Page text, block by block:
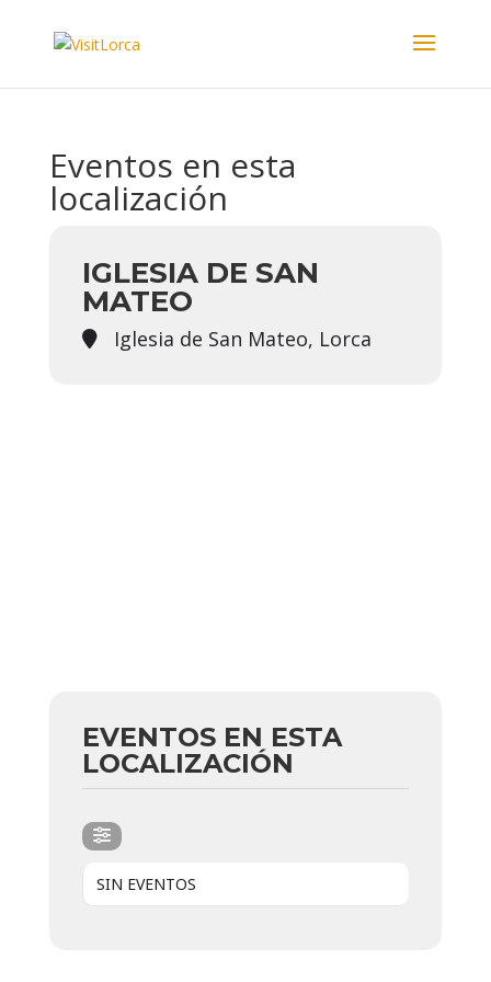
Eventos en esta
localización
IGLESIA DE SAN
MATEO
Iglesia de San Mateo, Lorca
EVENTOS EN ESTA
LOCALIZACIÓN
SIN EVENTOS